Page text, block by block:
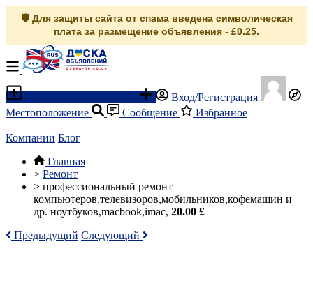
🛡️ Для защиты сайта от спама введена символическая
плата за размещение объявления - £0.25.
Вход/Регистрация
Местоположение
Сообщение Избранное
Компании Блог
Главная
> Ремонт
> профессиональный ремонт
компьютеров,телевизоров,мобильников,кофемашин и
др. ноутбуков,macbook,imac, 20.00 £
Предыдущий Следующий